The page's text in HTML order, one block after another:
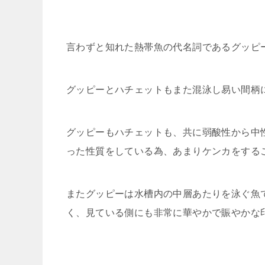
言わずと知れた熱帯魚の代名詞であるグッ
グッピーとハチェットもまた混泳し易い間柄
グッピーもハチェットも、共に弱酸性から
った性質をしている為、あまりケンカをす
またグッピーは水槽内の中層あたりを泳ぐ
く、見ている側にも非常に華やかで賑やか